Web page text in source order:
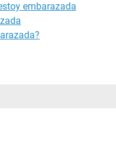
embarazada